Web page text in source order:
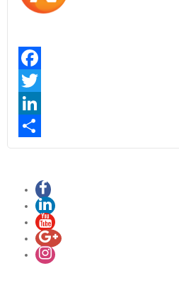
Facebook
Twitter
LinkedIn
Share